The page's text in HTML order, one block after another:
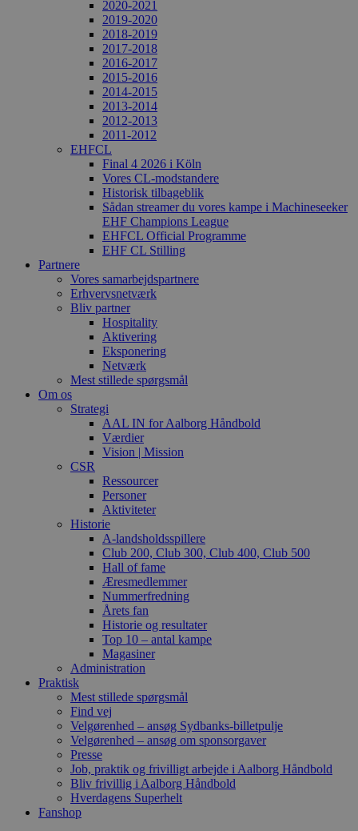
2020-2021
2019-2020
2018-2019
2017-2018
2016-2017
2015-2016
2014-2015
2013-2014
2012-2013
2011-2012
EHFCL
Final 4 2026 i Köln
Vores CL-modstandere
Historisk tilbageblik
Sådan streamer du vores kampe i Machineseeker
EHF Champions League
EHFCL Official Programme
EHF CL Stilling
Partnere
Vores samarbejdspartnere
Erhvervsnetværk
Bliv partner
Hospitality
Aktivering
Eksponering
Netværk
Mest stillede spørgsmål
Om os
Strategi
AAL IN for Aalborg Håndbold
Værdier
Vision | Mission
CSR
Ressourcer
Personer
Aktiviteter
Historie
A-landsholdsspillere
Club 200, Club 300, Club 400, Club 500
Hall of fame
Æresmedlemmer
Nummerfredning
Årets fan
Historie og resultater
Top 10 – antal kampe
Magasiner
Administration
Praktisk
Mest stillede spørgsmål
Find vej
Velgørenhed – ansøg Sydbanks-billetpulje
Velgørenhed – ansøg om sponsorgaver
Presse
Job, praktik og frivilligt arbejde i Aalborg Håndbold
Bliv frivillig i Aalborg Håndbold
Hverdagens Superhelt
Fanshop